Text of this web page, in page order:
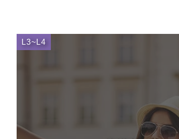
L3~L4